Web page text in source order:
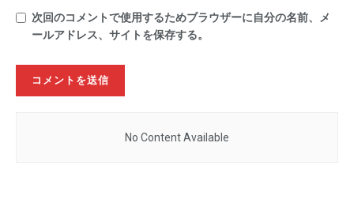
次回のコメントで使用するためブラウザーに自分の名前、メ
ールアドレス、サイトを保存する。
No Content Available